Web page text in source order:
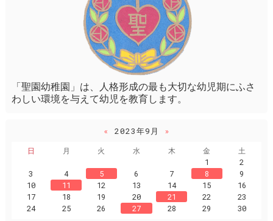
「聖園幼稚園」は、人格形成の最も大切な幼児期にふさ
わしい環境を与えて幼児を教育します。
« 2023年9月
»
日
月 火 水 木 金
土
1
2
3
4 5 6 7 8
9
10
11 12 13 14 15
16
17
18 19 20 21 22
23
24
25 26 27 28 29 30